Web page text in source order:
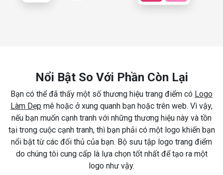
Nổi Bật So Với Phần Còn Lại
Bạn có thể đã thấy một số thương hiệu trang điểm có Logo
Làm Dẹp mê hoặc ở xung quanh bạn hoặc trên web. Vì vậy,
nếu bạn muốn cạnh tranh với những thương hiệu này và tồn
tại trong cuộc cạnh tranh, thì bạn phải có một logo khiến bạn
nổi bật từ các đối thủ của bạn. Bộ sưu tập logo trang điểm
do chúng tôi cung cấp là lựa chọn tốt nhất để tạo ra một
logo như vậy.